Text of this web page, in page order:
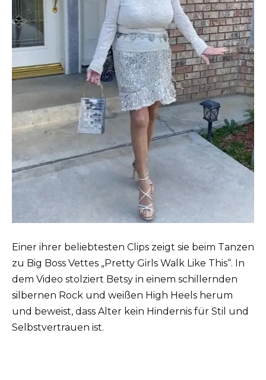
Einer ihrer beliebtesten Clips zeigt sie beim Tanzen
zu Big Boss Vettes „Pretty Girls Walk Like This“. In
dem Video stolziert Betsy in einem schillernden
silbernen Rock und weißen High Heels herum
und beweist, dass Alter kein Hindernis für Stil und
Selbstvertrauen ist.